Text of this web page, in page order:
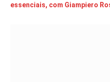
essenciais, com Giampiero